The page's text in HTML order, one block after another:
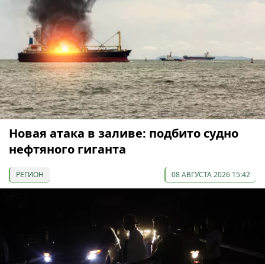
Новая атака в заливе: подбито судно
нефтяного гиганта
РЕГИОН 08 АВГУСТА 2026 15:42